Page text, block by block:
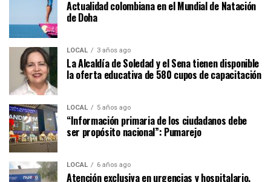
Actualidad colombiana en el Mundial de Natación
de Doha
LOCAL 3 años ago
La Alcaldía de Soledad y el Sena tienen disponible
la oferta educativa de 580 cupos de capacitación
LOCAL 5 años ago
“Información primaria de los ciudadanos debe
ser propósito nacional”: Pumarejo
LOCAL 6 años ago
Atención exclusiva en urgencias y hospitalario,